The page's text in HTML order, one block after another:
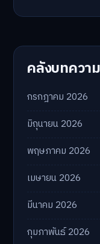
คลังบทความ
กรกฎาคม 2026
มิถุนายน 2026
พฤษภาคม 2026
เมษายน 2026
มีนาคม 2026
กุมภาพันธ์ 2026